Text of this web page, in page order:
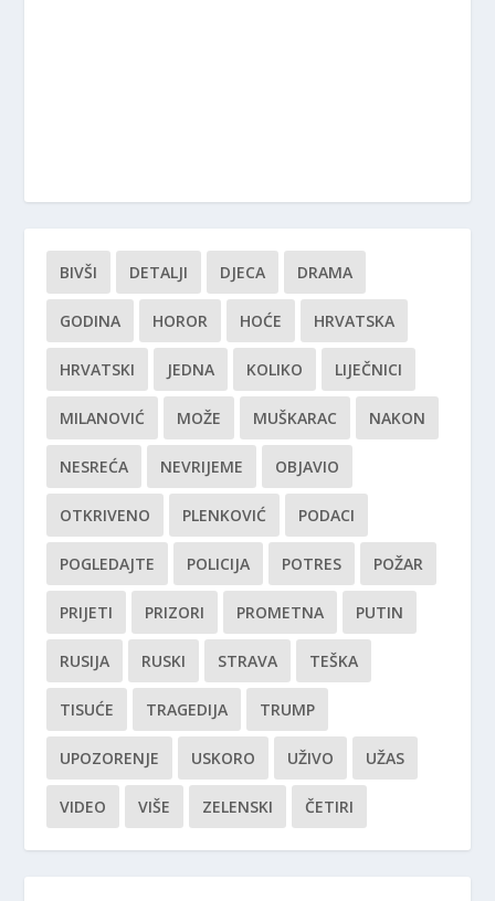
BIVŠI DETALJI DJECA DRAMA
GODINA HOROR HOĆE HRVATSKA
HRVATSKI JEDNA KOLIKO LIJEČNICI
MILANOVIĆ MOŽE MUŠKARAC NAKON
NESREĆA NEVRIJEME OBJAVIO
OTKRIVENO PLENKOVIĆ PODACI
POGLEDAJTE POLICIJA POTRES POŽAR
PRIJETI PRIZORI PROMETNA PUTIN
RUSIJA RUSKI STRAVA TEŠKA
TISUĆE TRAGEDIJA TRUMP
UPOZORENJE USKORO UŽIVO UŽAS
VIDEO VIŠE ZELENSKI ČETIRI